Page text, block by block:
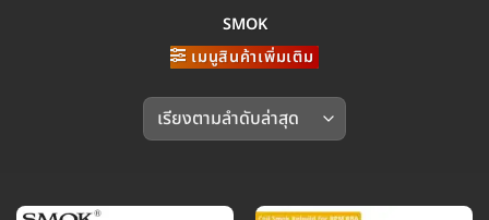
SMOK
เมนูสินค้าเพิ่มเติม